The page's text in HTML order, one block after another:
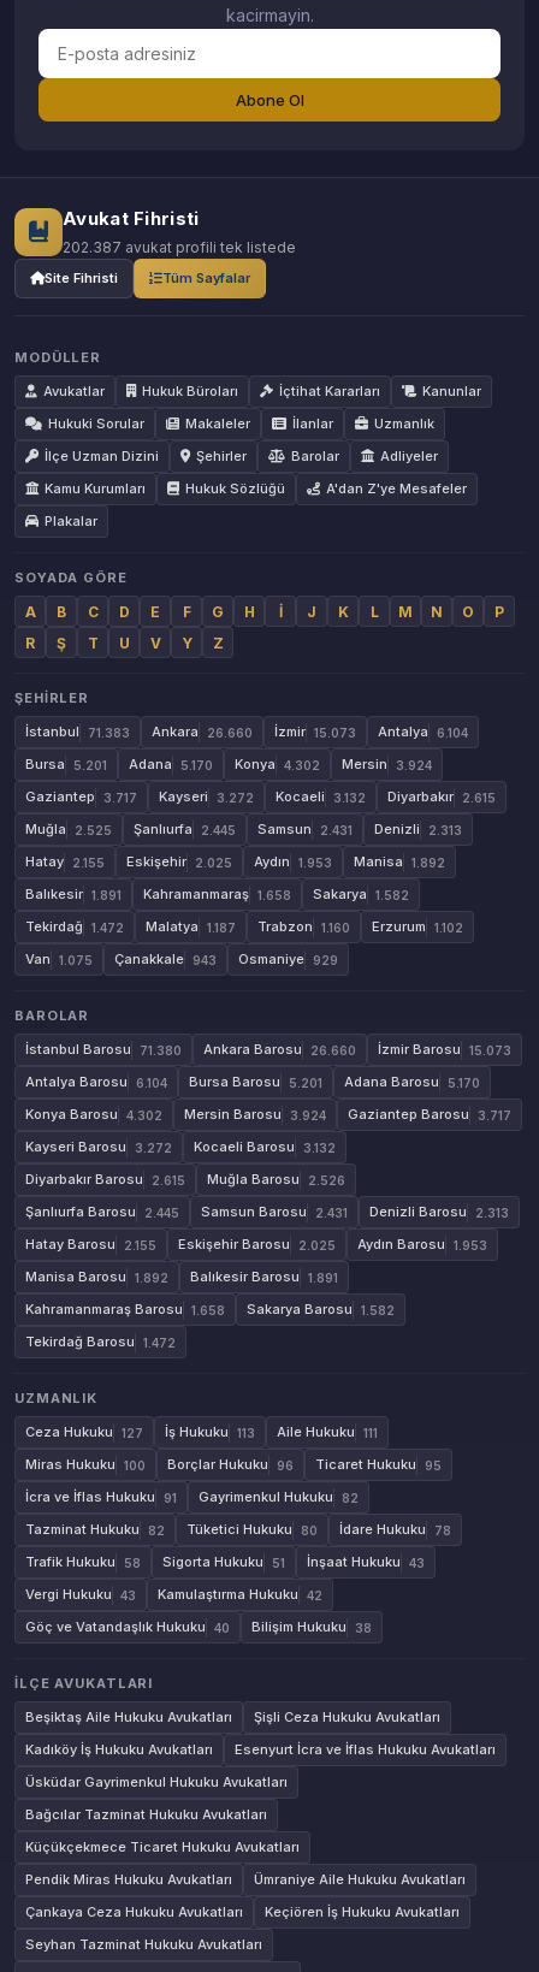
kacirmayin.
Abone Ol
Avukat Fihristi
202.387 avukat profili tek listede
Site Fihristi Tüm Sayfalar
MODÜLLER
Avukatlar
Hukuk Büroları İçtihat Kararları
Kanunlar
Hukuki Sorular
Makaleler İlanlar
Uzmanlık
İlçe Uzman Dizini
Şehirler Barolar
Adliyeler
Kamu Kurumları
Hukuk Sözlüğü
A'dan Z'ye Mesafeler
Plakalar
SOYADA GÖRE
A B C D E F G H İ J K L M N O
P
R
Ş T U V Y Z
ŞEHIRLER
İstanbul
71.383 Ankara 26.660 İzmir 15.073 Antalya 6.104
Bursa 5.201 Adana 5.170 Konya 4.302 Mersin 3.924
Gaziantep 3.717 Kayseri 3.272 Kocaeli 3.132 Diyarbakır 2.615
Muğla 2.525 Şanlıurfa 2.445 Samsun 2.431 Denizli 2.313
Hatay 2.155 Eskişehir 2.025 Aydın 1.953 Manisa 1.892
Balıkesir 1.891 Kahramanmaraş 1.658 Sakarya 1.582
Tekirdağ 1.472 Malatya 1.187 Trabzon 1.160 Erzurum 1.102
Van 1.075 Çanakkale 943 Osmaniye 929
BAROLAR
İstanbul Barosu
71.380 Ankara Barosu 26.660 İzmir Barosu 15.073
Antalya Barosu 6.104 Bursa Barosu 5.201 Adana Barosu 5.170
Konya Barosu 4.302 Mersin Barosu 3.924 Gaziantep Barosu 3.717
Kayseri Barosu 3.272 Kocaeli Barosu 3.132
Diyarbakır Barosu 2.615 Muğla Barosu 2.526
Şanlıurfa Barosu 2.445 Samsun Barosu 2.431 Denizli Barosu 2.313
Hatay Barosu 2.155 Eskişehir Barosu 2.025 Aydın Barosu 1.953
Manisa Barosu 1.892 Balıkesir Barosu 1.891
Kahramanmaraş Barosu 1.658 Sakarya Barosu 1.582
Tekirdağ Barosu 1.472
UZMANLIK
Ceza Hukuku
127 İş Hukuku 113 Aile Hukuku 111
Miras Hukuku 100 Borçlar Hukuku 96 Ticaret Hukuku 95
İcra ve İflas Hukuku 91 Gayrimenkul Hukuku 82
Tazminat Hukuku 82 Tüketici Hukuku 80 İdare Hukuku 78
Trafik Hukuku 58 Sigorta Hukuku 51 İnşaat Hukuku 43
Vergi Hukuku 43 Kamulaştırma Hukuku 42
Göç ve Vatandaşlık Hukuku 40 Bilişim Hukuku 38
İLÇE AVUKATLARI
Beşiktaş Aile Hukuku Avukatları
Şişli Ceza Hukuku Avukatları
Kadıköy İş Hukuku Avukatları
Esenyurt İcra ve İflas Hukuku Avukatları
Üsküdar Gayrimenkul Hukuku Avukatları
Bağcılar Tazminat Hukuku Avukatları
Küçükçekmece Ticaret Hukuku Avukatları
Pendik Miras Hukuku Avukatları
Ümraniye Aile Hukuku Avukatları
Çankaya Ceza Hukuku Avukatları
Keçiören İş Hukuku Avukatları
Seyhan Tazminat Hukuku Avukatları